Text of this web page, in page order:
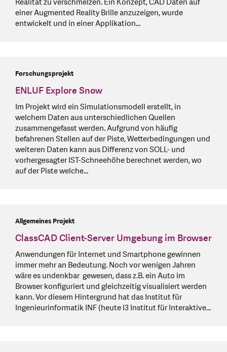
Realität zu verschmelzen. Ein Konzept, CAD Daten auf
einer Augmented Reality Brille anzuzeigen, wurde
entwickelt und in einer Applikation…
Forschungsprojekt
ENLUF Explore Snow
Im Projekt wird ein Simulationsmodell erstellt, in
welchem Daten aus unterschiedlichen Quellen
zusammengefasst werden. Aufgrund von häufig
befahrenen Stellen auf der Piste, Wetterbedingungen und
weiteren Daten kann aus Differenz von SOLL- und
vorhergesagter IST-Schneehöhe berechnet werden, wo
auf der Piste welche…
Allgemeines Projekt
ClassCAD Client-Server Umgebung im Browser
Anwendungen für Internet und Smartphone gewinnen
immer mehr an Bedeutung. Noch vor wenigen Jahren
wäre es undenkbar gewesen, dass z.B. ein Auto im
Browser konfiguriert und gleichzeitig visualisiert werden
kann. Vor diesem Hintergrund hat das Institut für
Ingenieurinformatik INF (heute I3 Institut für Interaktive…